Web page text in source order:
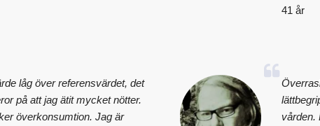
41 år
låg över referensvärdet, det
på att jag ätit mycket nötter.
överkonsumtion. Jag är
vården.